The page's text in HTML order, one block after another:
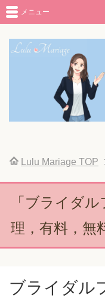
メニュー
Lulu Mariage TOP
「ブライダ
理，有料，無
ブライダル